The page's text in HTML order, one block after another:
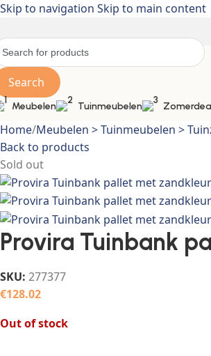
Skip to navigation Skip to main content
Search
Meubelen Tuinmeubelen
Home/Meubelen > Tuinmeubelen >
Back to products
Sold out
Provira Tuinbank
SKU: 277377
€128.02
Out of stock